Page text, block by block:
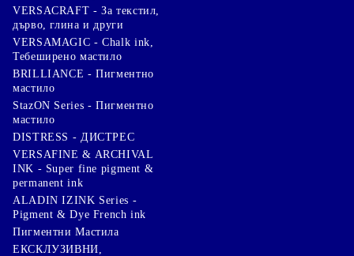
VERSACRAFT - За текстил,
дърво, глина и други
VERSAMAGIC - Chalk ink,
Тебеширено мастило
BRILLIANCE - Пигментно
мастило
StazON Series - Пигментно
мастило
DISTRESS - ДИСТРЕС
VERSAFINE & ARCHIVAL
INK - Super fine pigment &
permanent ink
ALADIN IZINK Series -
Pigment & Dye French ink
Пигментни Мастила
ЕКСКЛУЗИВНИ,